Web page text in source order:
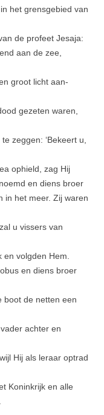
het grensgebied van
de profeet Jesaja:
aan de zee,
groot licht aan­
gezeten waren,
zeggen: ‘Bekeert u,
ophield, zag Hij
en diens broer
in het meer. Zij waren
u vissers van
volgden Hem.
en diens broer
boot de netten een
achter en
Hij als leraar optrad
Koninkrijk en alle